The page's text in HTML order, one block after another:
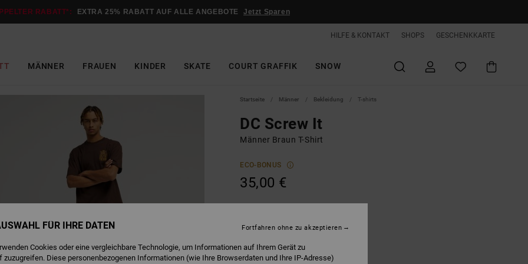
RABATT*: EXTRA 25% RABATT AUF ALLE ANGEBOTE Jetzt Sparen
HILFE & KONTAKT SHOPS GESCHENKKARTE
MÄNNER FRAUEN KINDER SKATE COURT GRAFFIK SNOW
Startseite Männer Bekleidung T-shirts
DC Screw It
Männer Braun T-Shirt
ECO-BONUS
35,00 €
FÜR IHRE DATEN
Cookies oder eine vergleichbare Technologie, um Informationen auf Ihrem Gerät zu
Diese personenbezogenen Informationen (wie Ihre Browserdaten und Ihre IP-Adresse)
Fortfahren ohne zu akzeptieren